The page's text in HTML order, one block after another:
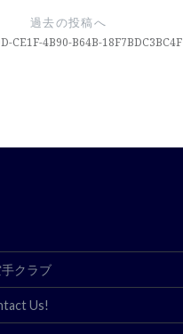
過去の投稿へ
CE1F-4B90-B64B-18F7BDC3BC4F
クラブ
Us!